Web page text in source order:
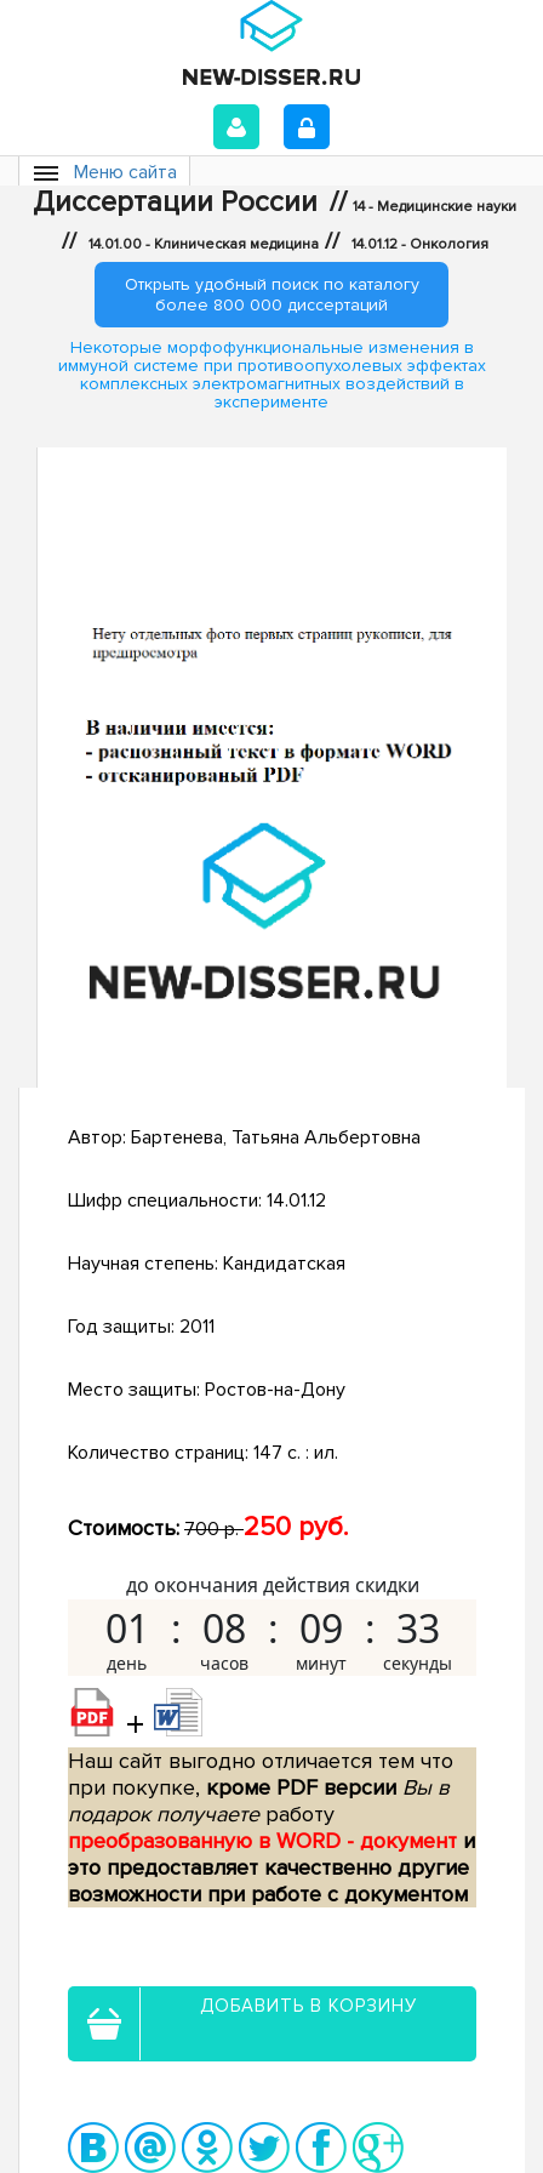
Меню сайта
Диссертации России // 14 - Медицинские науки
// 14.01.00 - Клиническая медицина // 14.01.12 - Онкология
Открыть удобный поиск по каталогу
более 800 000 диссертаций
Некоторые морфофункциональные изменения в
иммуной системе при противоопухолевых эффектах
комплексных электромагнитных воздействий в
эксперименте
Автор: Бартенева, Татьяна Альбертовна
Шифр специальности: 14.01.12
Научная степень: Кандидатская
Год защиты: 2011
Место защиты: Ростов-на-Дону
Количество страниц: 147 с. : ил.
Стоимость: 700 р.250 руб.
до окончания действия скидки
01 08 09 32
+
Наш сайт выгодно отличается тем что
при покупке, кроме PDF версии Вы в
подарок получаетеработу
преобразованную в WORD - документ и
это предоставляет качественно другие
возможности при работе с документом
ДОБАВИТЬ В КОРЗИНУ